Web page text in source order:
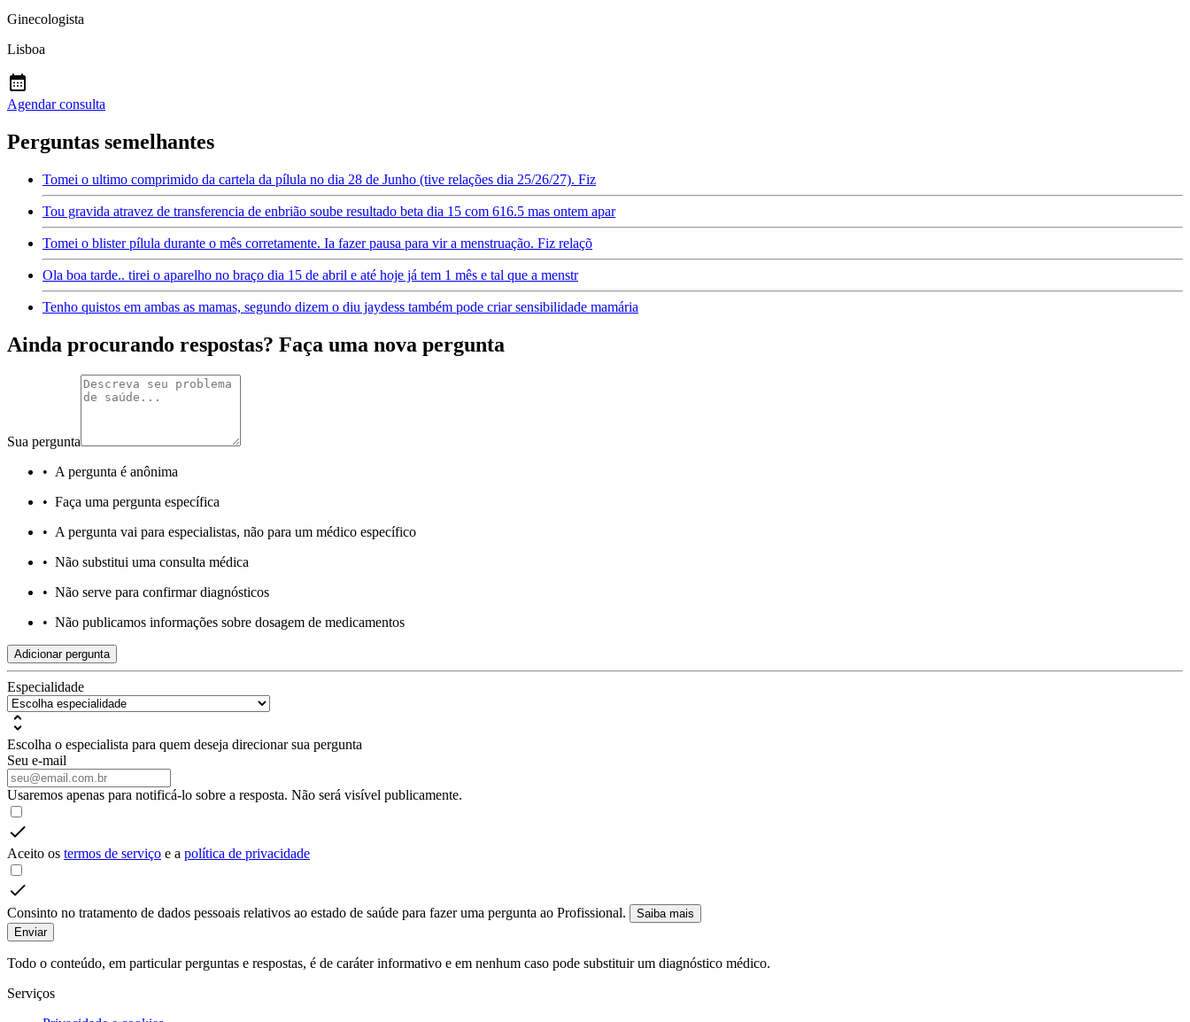
Ginecologista
Lisboa
Agendar consulta
Perguntas semelhantes
Tomei o ultimo comprimido da cartela da pílula no dia 28 de Junho (tive relações dia 25/26/27). Fiz
Tou gravida atravez de transferencia de enbrião soube resultado beta dia 15 com 616.5 mas ontem apar
Tomei o blister pílula durante o mês corretamente. Ia fazer pausa para vir a menstruação. Fiz relaçõ
Ola boa tarde.. tirei o aparelho no braço dia 15 de abril e até hoje já tem 1 mês e tal que a menstr
Tenho quistos em ambas as mamas, segundo dizem o diu jaydess também pode criar sensibilidade mamária
Ainda procurando respostas? Faça uma nova pergunta
Sua pergunta
• A pergunta é anônima
• Faça uma pergunta específica
• A pergunta vai para especialistas, não para um médico específico
• Não substitui uma consulta médica
• Não serve para confirmar diagnósticos
• Não publicamos informações sobre dosagem de medicamentos
Adicionar pergunta
Especialidade
Escolha o especialista para quem deseja direcionar sua pergunta
Seu e-mail
Usaremos apenas para notificá-lo sobre a resposta. Não será visível publicamente.
Aceito os termos de serviço e a política de privacidade
Consinto no tratamento de dados pessoais relativos ao estado de saúde para fazer uma pergunta ao Profissional.
Saiba mais
Enviar
Todo o conteúdo, em particular perguntas e respostas, é de caráter informativo e em nenhum caso pode substituir um diagnóstico médico.
Serviços